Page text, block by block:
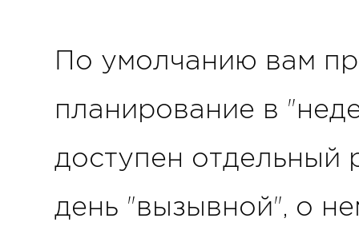
По умолчанию вам
планирование в
доступен отдельный
день "вызывной", о